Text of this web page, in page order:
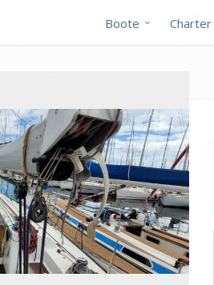
Boote Charter